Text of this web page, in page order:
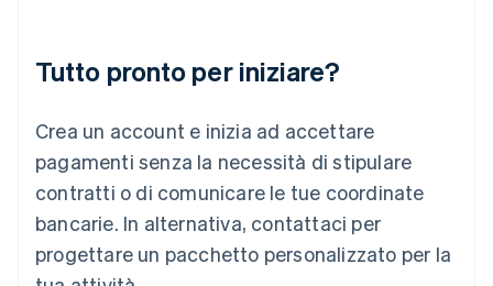
Tutto pronto per iniziare?
Crea un account e inizia ad accettare
pagamenti senza la necessità di stipulare
contratti o di comunicare le tue coordinate
bancarie. In alternativa, contattaci per
progettare un pacchetto personalizzato per la
English
FrançaisDeutschEnglish
English简体中文
Malta
English
Messico
Español English
Norvegia